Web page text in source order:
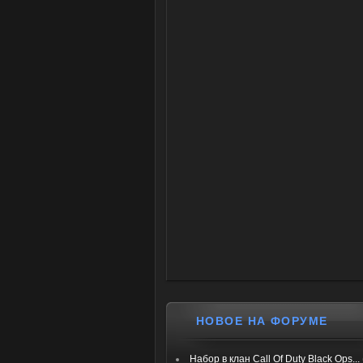
НОВОЕ НА ФОРУМЕ
Набор в клан Call Of Duty Black Ops...